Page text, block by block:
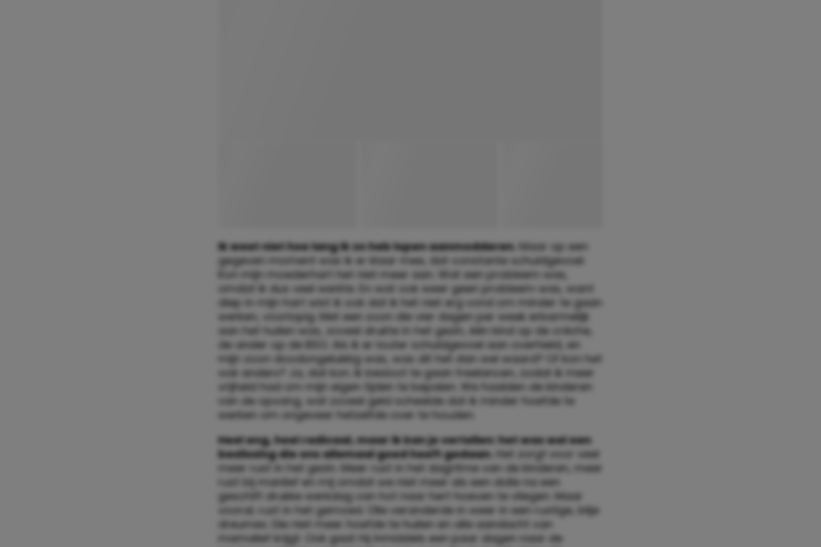
Ik weet niet hoe lang ik zo heb lopen aanmodderen. Maar op een
gegeven moment was ik er klaar mee, dat constante schuldgevoel.
Kon mijn moederhart het niet meer aan. Wat een probleem was,
omdat ik dus veel werkte. En wat ook weer geen probleem was, want
diep in mijn hart wist ik ook dat ik het niet erg vond om minder te gaan
werken, voorlopig. Met een zoon die vier dagen per week erbarmelijk
aan het huilen was, zoveel drukte in het gezin, één kind op de crèche,
de ander op de BSO. Als ik er louter schuldgevoel aan overhield, en
mijn zoon doodongelukkig was, was dit het dan wel waard? Of kon het
ook anders? Ja, dat kon. Ik besloot te gaan freelancen, zodat ik meer
vrijheid had om mijn eigen tijden te bepalen. We haalden de kinderen
van de opvang, wat zoveel geld scheelde dat ik minder hoefde te
werken om ongeveer hetzelfde over te houden.
Heel eng, heel radicaal, maar ik kan je vertellen: het was wel een
beslissing die ons allemaal goed heeft gedaan. Het zorgt voor veel
meer rust in het gezin. Meer rust in het dagritme van de kinderen, meer
rust bij manlief en mij omdat we niet meer als een dolle na een
geschift drukke werkdag van hot naar hert hoeven te vliegen. Maar
vooral; rust in het gemoed. Olle veranderde in weer in een rustige, blije
dreumes. Die niet meer hoefde te huilen en alle aandacht van
mamalief krijgt. Ook gaat hij inmiddels een paar dagen naar de